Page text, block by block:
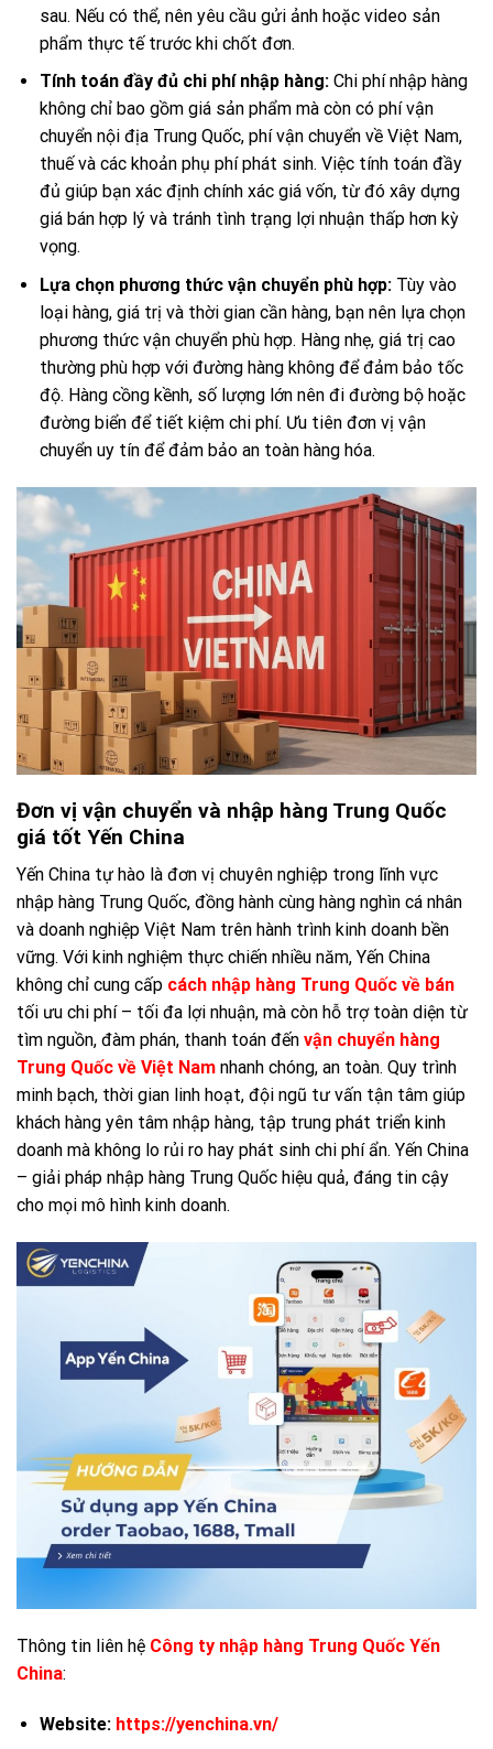
sau. Nếu có thể, nên yêu cầu gửi ảnh hoặc video sản
phẩm thực tế trước khi chốt đơn.
Tính toán đầy đủ chi phí nhập hàng:Chi phí nhập hàng
không chỉ bao gồm giá sản phẩm mà còn có phí vận
chuyển nội địa Trung Quốc, phí vận chuyển về Việt Nam,
thuế và các khoản phụ phí phát sinh. Việc tính toán đầy
đủ giúp bạn xác định chính xác giá vốn, từ đó xây dựng
giá bán hợp lý và tránh tình trạng lợi nhuận thấp hơn kỳ
vọng.
Lựa chọn phương thức vận chuyển phù hợp:Tùy vào
loại hàng, giá trị và thời gian cần hàng, bạn nên lựa chọn
phương thức vận chuyển phù hợp. Hàng nhẹ, giá trị cao
thường phù hợp với đường hàng không để đảm bảo tốc
độ. Hàng cồng kềnh, số lượng lớn nên đi đường bộ hoặc
đường biển để tiết kiệm chi phí. Ưu tiên đơn vị vận
chuyển uy tín để đảm bảo an toàn hàng hóa.
Đơn vị vận chuyển và nhập hàng Trung Quốc
giá tốt Yến China
Yến China tự hào là đơn vị chuyên nghiệp trong lĩnh vực
nhập hàng Trung Quốc, đồng hành cùng hàng nghìn cá nhân
và doanh nghiệp Việt Nam trên hành trình kinh doanh bền
vững. Với kinh nghiệm thực chiến nhiều năm, Yến China
không chỉ cung cấp cách nhập hàng Trung Quốc về bán
tối ưu chi phí – tối đa lợi nhuận, mà còn hỗ trợ toàn diện từ
tìm nguồn, đàm phán, thanh toán đến vận chuyển hàng
Trung Quốc về Việt Nam nhanh chóng, an toàn. Quy trình
minh bạch, thời gian linh hoạt, đội ngũ tư vấn tận tâm giúp
khách hàng yên tâm nhập hàng, tập trung phát triển kinh
doanh mà không lo rủi ro hay phát sinh chi phí ẩn. Yến China
– giải pháp nhập hàng Trung Quốc hiệu quả, đáng tin cậy
cho mọi mô hình kinh doanh.
Thông tin liên hệ Công ty nhập hàng Trung Quốc Yến
China:
Website: https://yenchina.vn/